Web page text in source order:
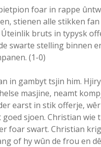
foar in rappe
stienen alle stikken
bruts in typysk
swarte stelling binnen
(1-0)
in gambyt tsjin him.
masjine, neamt
earst in stik offerje,
sjoen. Christian
foar swart. Christian
of hy wûn de frou en